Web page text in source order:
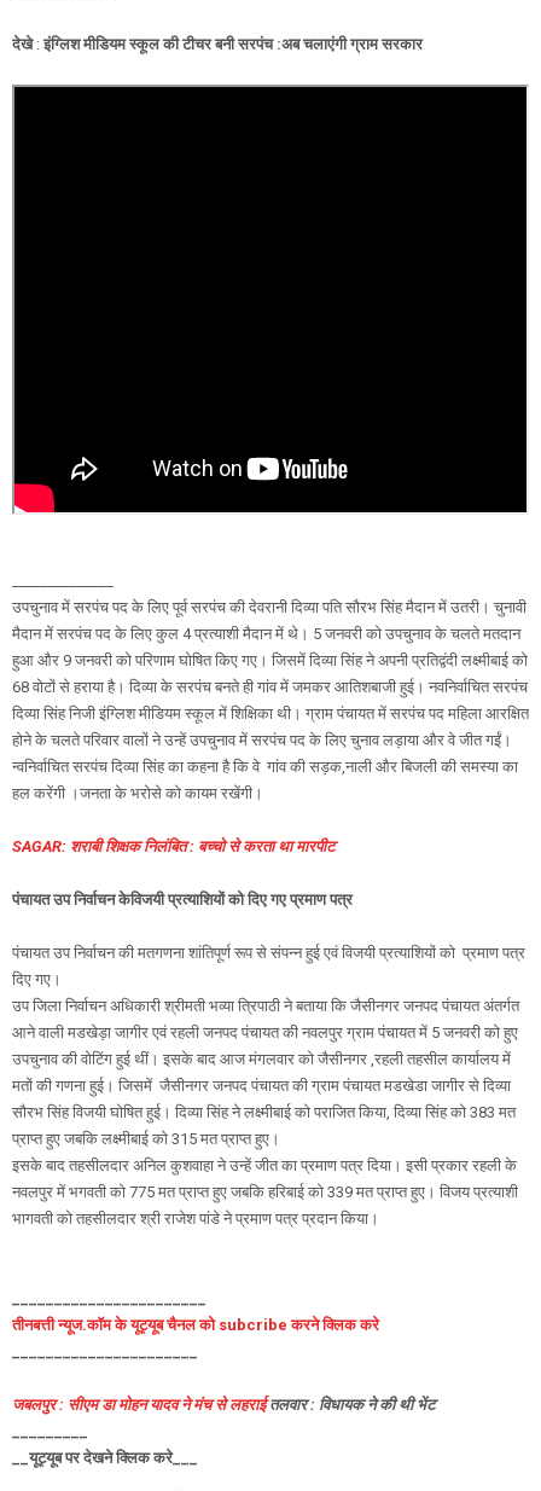
देखे: इंग्लिश मीडियम स्कूल की टीचर बनी सरपंच :अब चलाएंगी ग्राम सरकार
उपचुनाव में सरपंच पद के लिए पूर्व सरपंच की देवरानी दिव्या पति सौरभ सिंह मैदान में उतरी। चुनावी
मैदान में सरपंच पद के लिए कुल 4 प्रत्याशी मैदान में थे। 5 जनवरी को उपचुनाव के चलते मतदान
हुआ और 9 जनवरी को परिणाम घोषित किए गए। जिसमें दिव्या सिंह ने अपनी प्रतिद्वंदी लक्ष्मीबाई को
68 वोटों से हराया है। दिव्या के सरपंच बनते ही गांव में जमकर आतिशबाजी हुई। नवनिर्वाचित सरपंच
दिव्या सिंह निजी इंग्लिश मीडियम स्कूल में शिक्षिका थी। ग्राम पंचायत में सरपंच पद महिला आरक्षित
होने के चलते परिवार वालों ने उन्हें उपचुनाव में सरपंच पद के लिए चुनाव लड़ाया और वे जीत गईं।
न्वनिर्वाचित सरपंच दिव्या सिंह का कहना है कि वे गांव की सड़क,नाली और बिजली की समस्या का
हल करेंगी ।जनता के भरोसे को कायम रखेंगी।
SAGAR: शराबी शिक्षक निलंबित : बच्चो से करता था मारपीट
पंचायत उप निर्वाचन केविजयी प्रत्याशियों को दिए गए प्रमाण पत्र
पंचायत उप निर्वाचन की मतगणना शांतिपूर्ण रूप से संपन्न हुई एवं विजयी प्रत्याशियों को प्रमाण पत्र
दिए गए।
उप जिला निर्वाचन अधिकारी श्रीमती भव्या त्रिपाठी ने बताया कि जैसीनगर जनपद पंचायत अंतर्गत
आने वाली मडखेड़ा जागीर एवं रहली जनपद पंचायत की नवलपुर ग्राम पंचायत में 5 जनवरी को हुए
उपचुनाव की वोटिंग हुई थीं। इसके बाद आज मंगलवार को जैसीनगर ,रहली तहसील कार्यालय में
मतों की गणना हुई। जिसमें जैसीनगर जनपद पंचायत की ग्राम पंचायत मडखेडा जागीर से दिव्या
सौरभ सिंह विजयी घोषित हुई। दिव्या सिंह ने लक्ष्मीबाई को पराजित किया, दिव्या सिंह को 383 मत
प्राप्त हुए जबकि लक्ष्मीबाई को 315 मत प्राप्त हुए।
इसके बाद तहसीलदार अनिल कुशवाहा ने उन्हें जीत का प्रमाण पत्र दिया। इसी प्रकार रहली के
नवलपुर में भगवती को 775 मत प्राप्त हुए जबकि हरिबाई को 339 मत प्राप्त हुए। विजय प्रत्याशी
भागवती को तहसीलदार श्री राजेश पांडे ने प्रमाण पत्र प्रदान किया।
तीनबत्ती न्यूज.कॉम के यूट्यूब चैनल को subcribe करने क्लिक करे
जबलपुर : सीएम डा मोहन यादव ने मंच से लहराईतलवार : विधायक ने की थी भेंट
__यूट्यूब पर देखने क्लिक करे___